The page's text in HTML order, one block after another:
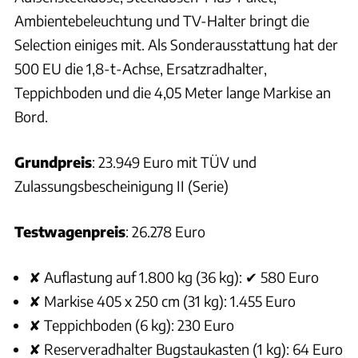
Ambientebeleuchtung und TV-Halter bringt die
Selection einiges mit. Als Sonderausstattung hat der
500 EU die 1,8-t-Achse, Ersatzradhalter,
Teppichboden und die 4,05 Meter lange Markise an
Bord.
Grundpreis: 23.949 Euro mit TÜV und
Zulassungsbescheinigung II (Serie)
Testwagenpreis: 26.278 Euro
✘ Auflastung auf 1.800 kg (36 kg): ✔ 580 Euro
✘ Markise 405 x 250 cm (31 kg): 1.455 Euro
✘ Teppichboden (6 kg): 230 Euro
✘ Reserveradhalter Bugstaukasten (1 kg): 64 Euro